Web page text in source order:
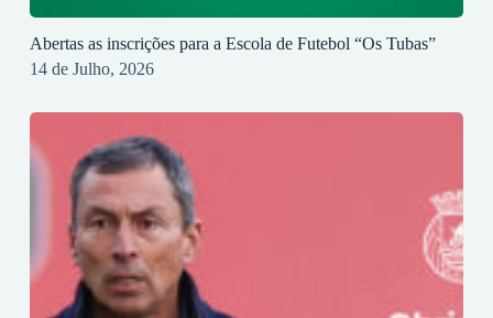
Abertas as inscrições para a Escola de Futebol “Os Tubas”
14 de Julho, 2026